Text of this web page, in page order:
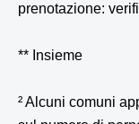
prenotazione:
** Insieme
² Alcuni comuni